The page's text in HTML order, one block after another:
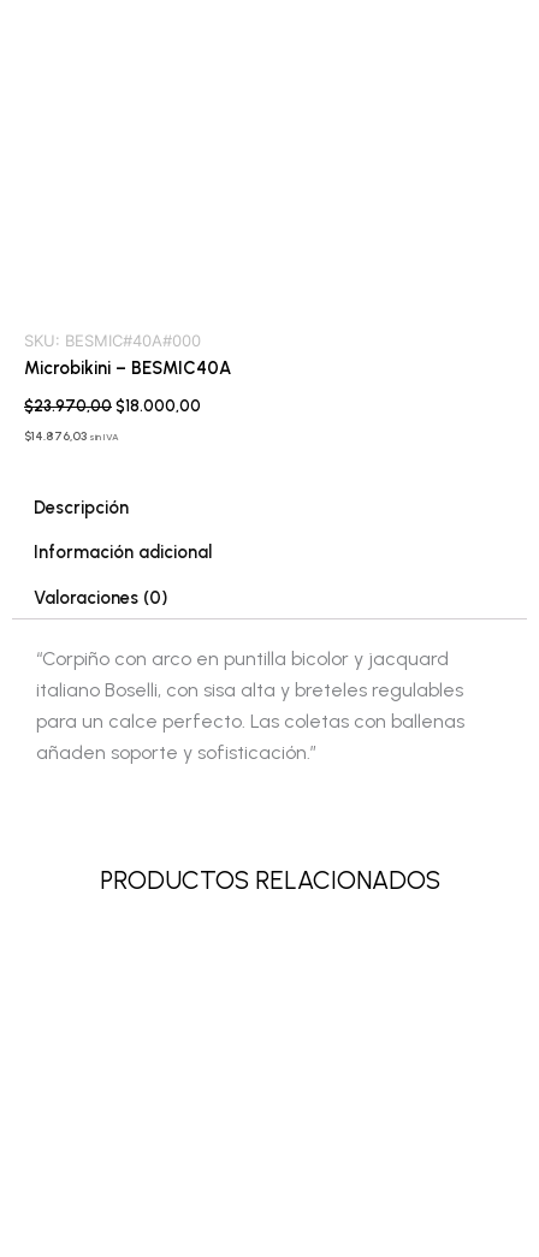
SKU: BESMIC#40A#000
Microbikini – BESMIC40A
$23.970,00 $18.000,00
$14.876,03 sin IVA
Descripción
Información adicional
Valoraciones (0)
“Corpiño con arco en puntilla bicolor y jacquard
italiano Boselli, con sisa alta y breteles regulables
para un calce perfecto. Las coletas con ballenas
añaden soporte y sofisticación.”
PRODUCTOS RELACIONADOS